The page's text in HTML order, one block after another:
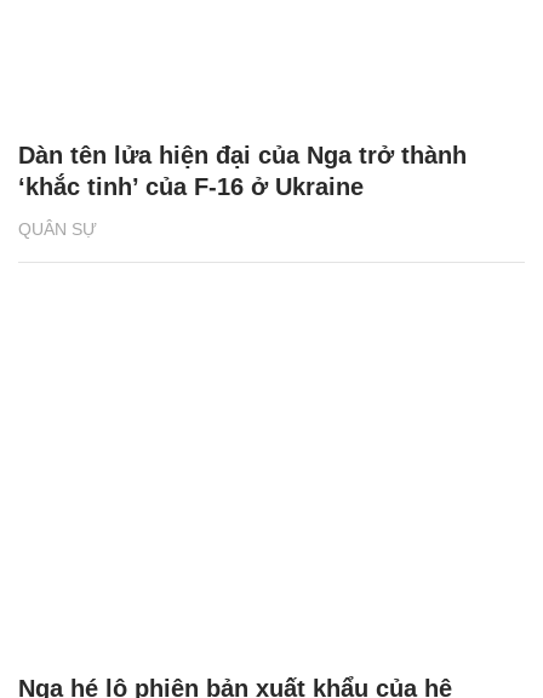
QUÂN SỰ
Dàn tên lửa hiện đại của Nga trở thành
‘khắc tinh’ của F-16 ở Ukraine
Nga hé lộ phiên bản xuất khẩu của hệ